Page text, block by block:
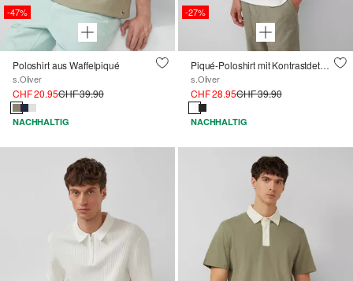
-47%
Poloshirt aus Waffelpiqué
s.Oliver
CHF 20.95CHF 39.90
NACHHALTIG
-27%
Piqué-Poloshirt mit Kontrastdetails und Logo
s.Oliver
CHF 28.95CHF 39.90
NACHHALTIG